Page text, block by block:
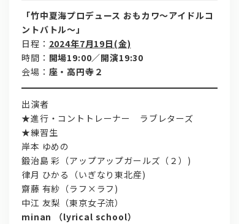
「竹中夏海プロデュース おもカワ〜アイドルコ
ントバトル〜」
日程： 2024年7月19日(金)
時間： 開場19:00／開演19:30
会場： 座・高円寺２
出演者
★進行・コントトレーナー ラブレターズ
★練習生
岸本 ゆめの
鍛治島 彩（アップアップガールズ（２）)
律月 ひかる（いぎなり東北産)
齋藤 有紗（ラフ×ラフ)
中江 友梨（東京女子流）
minan （lyrical school）